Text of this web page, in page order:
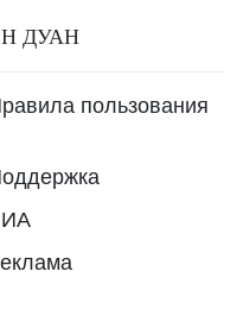
ДУАН
пользования